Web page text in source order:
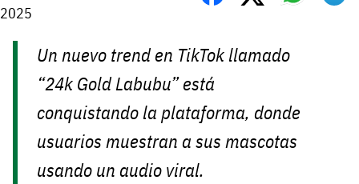
2025
Un nuevo trend en TikTok llamado
“24k Gold Labubu” está
conquistando la plataforma, donde
usuarios muestran a sus mascotas
usando un audio viral.